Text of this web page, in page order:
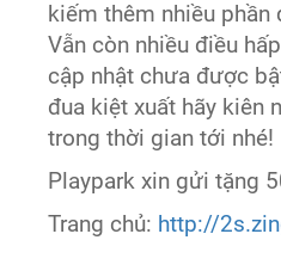
kiếm thêm nhiều phần
Vẫn còn nhiều điều
cập nhật chưa được
đua kiệt xuất hãy kiên
trong thời gian tới nhé!
Playpark xin gửi tặng
Trang chủ: http://